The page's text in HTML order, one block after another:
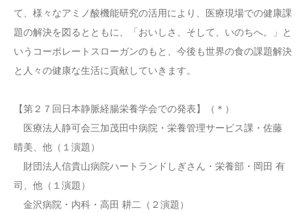
て、様々なアミノ酸機能研究の活用により、医療現場での健康課
題の解決を図るとともに、「おいしさ、そして、いのちへ。」と
いうコーポレートスローガンのもと、今後も世界の食の課題解決
と人々の健康な生活に貢献していきます。
【第２７回日本静脈経腸栄養学会での発表】（＊）
医療法人静可会三加茂田中病院・栄養管理サービス課・佐藤
晴美、他（１演題）
財団法人信貴山病院ハートランドしぎさん・栄養部・岡田 有
司、他（１演題）
金沢病院・内科・高田 耕二（２演題）